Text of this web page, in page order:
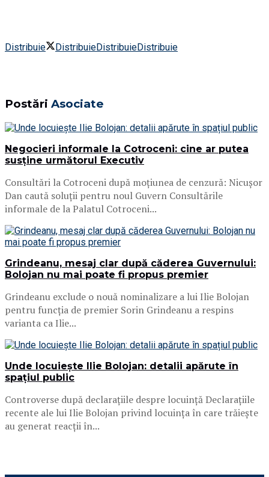
Distribuie DistribuieDistribuieDistribuie
Postări Asociate
Negocieri informale la Cotroceni: cine ar putea
susține următorul Executiv
Consultări la Cotroceni după moțiunea de cenzură: Nicușor
Dan caută soluții pentru noul Guvern Consultările
informale de la Palatul Cotroceni...
Grindeanu, mesaj clar după căderea Guvernului:
Bolojan nu mai poate fi propus premier
Grindeanu exclude o nouă nominalizare a lui Ilie Bolojan
pentru funcția de premier Sorin Grindeanu a respins
varianta ca Ilie...
Unde locuiește Ilie Bolojan: detalii apărute în
spațiul public
Controverse după declarațiile despre locuință Declarațiile
recente ale lui Ilie Bolojan privind locuința în care trăiește
au generat reacții în...